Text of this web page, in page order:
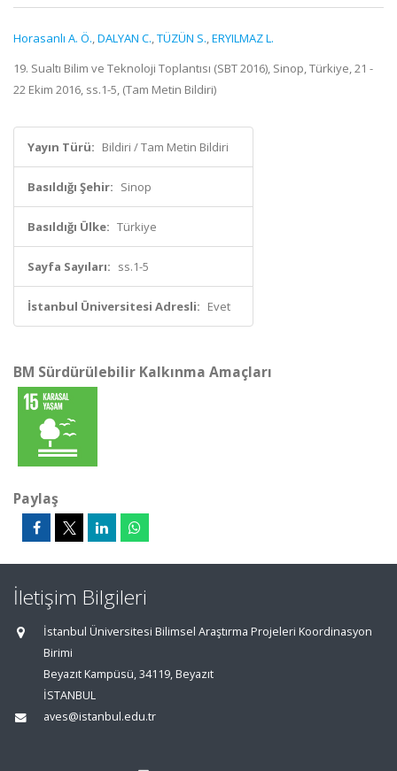
Horasanlı A. Ö.,DALYAN C.,TÜZÜN S.,ERYILMAZ L.
19. Sualtı Bilim ve Teknoloji Toplantısı (SBT 2016), Sinop, Türkiye, 21 -
22 Ekim 2016, ss.1-5, (Tam Metin Bildiri)
Yayın Türü: Bildiri / Tam Metin Bildiri
Basıldığı Şehir: Sinop
Basıldığı Ülke: Türkiye
Sayfa Sayıları: ss.1-5
İstanbul Üniversitesi Adresli: Evet
BM Sürdürülebilir Kalkınma Amaçları
Paylaş
İletişim Bilgileri
İstanbul Üniversitesi Bilimsel Araştırma Projeleri Koordinasyon
Birimi
Beyazıt Kampüsü, 34119, Beyazıt
İSTANBUL
aves@istanbul.edu.tr